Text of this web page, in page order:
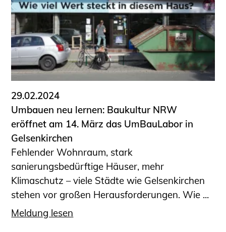
Sachkundige für Zustands- und
Funktionsprüfung privater
Abwasserleitungen
Vereinbarungen mit
Ingenieurkammern
Büronachfolge
Zusatzqualifikationen
Geschützter Bereich
Informationen für Auftraggeber und
Verbraucher
Ingenieursuche (Mitglieder der IK-Bau
NRW)
Fachlisten
Bauherren-ABC
Informationen für Schülerinnen,
29.02.2024
Umbauen neu lernen: Baukultur NRW
eröffnet am 14. März das UmBauLabor in
Gelsenkirchen
Fehlender Wohnraum, stark
sanierungsbedürftige Häuser, mehr
Klimaschutz – viele Städte wie Gelsenkirchen
stehen vor großen Herausforderungen. Wie ...
Meldung lesen